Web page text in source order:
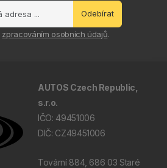
Odebírat
zpracováním osobních údajů.
AUTOS Czech Republic,
s.r.o.
IČO: 49451006
DIČ: CZ49451006
Tovární 884, 686 03 Staré